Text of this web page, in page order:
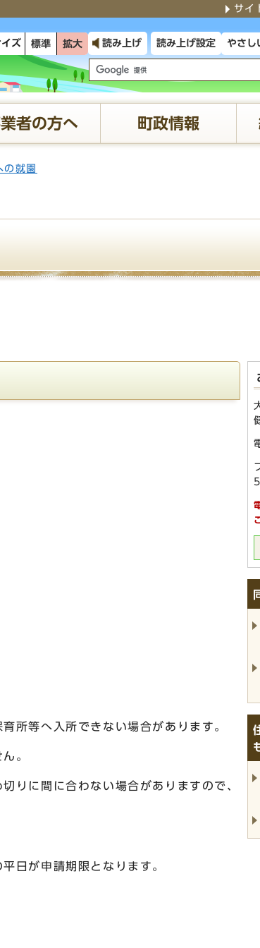
サイ
ズ 標準 拡大 読み上げ 読み上げ設定 やさし
者の方へ 町政情報
の就園
所等へ入所できない場合があります。
。
りに間に合わない場合がありますので、
日が申請期限となります。